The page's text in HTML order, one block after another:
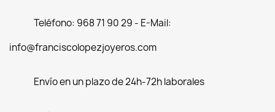
Teléfono: 968 71 90 29 - E-Mail:
info@franciscolopezjoyeros.com
Envío en un plazo de 24h-72h laborales